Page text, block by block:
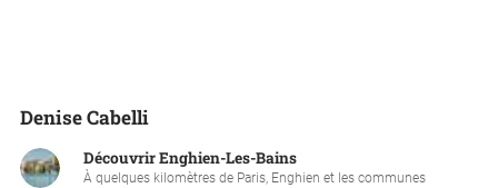
Denise Cabelli
Découvrir Enghien-Les-Bains
À quelques kilomètres de Paris, Enghien et les communes